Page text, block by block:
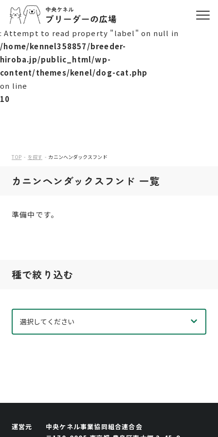
Warning
: Attempt to read property "label" on null in
/home/kennel358857/breeder-
hiroba.jp/public_html/wp-
content/themes/kenel/dog-cat.php
on line
10
TOP を探す カニンヘンダックスフンド
カニンヘンダックスフンド 一覧
準備中です。
種で絞り込む
運営元
中央ケネル事業協同組合連合会